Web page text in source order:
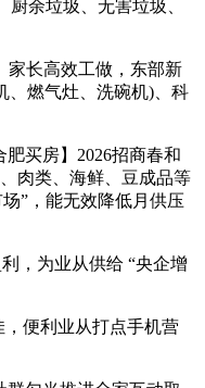
余垃圾、无害垃圾、
长高效工做，东部新
、燃气灶、洗碗机)、科
买房】2026招商春和
肉类、海鲜、豆成品等
”，能无效降低月供压
，为业从供给 “央企增
便利业从打点手机营